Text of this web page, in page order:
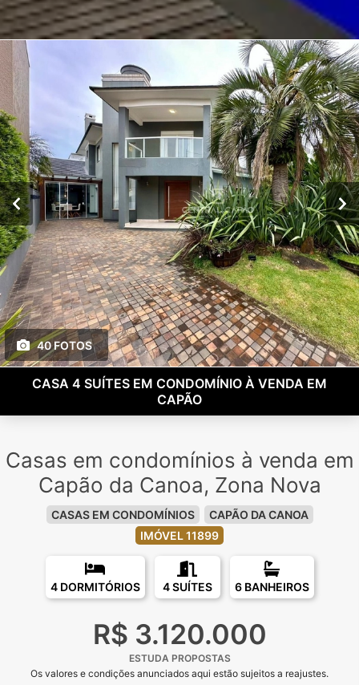
40 FOTOS
CASA 4 SUÍTES EM CONDOMÍNIO À VENDA EM
CAPÃO
Casas em condomínios à venda em
Capão da Canoa, Zona Nova
CASAS EM CONDOMÍNIOS
CAPÃO DA CANOA
IMÓVEL 11899
4 DORMITÓRIOS 4 SUÍTES 6 BANHEIROS
R$ 3.120.000
ESTUDA PROPOSTAS
Os valores e condições anunciados aqui estão sujeitos a reajustes.